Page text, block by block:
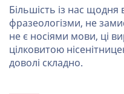
Більшість із нас
фразеологізми, не
не є носіями мови, ці
цілковитою
доволі складно.